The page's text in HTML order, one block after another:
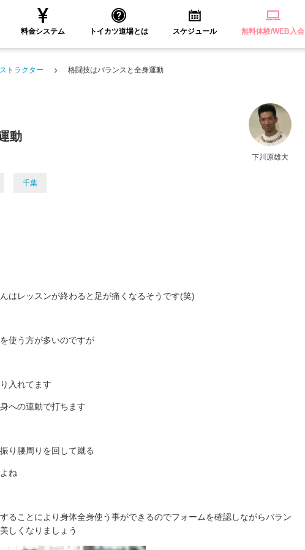
料金システム トイカツ道場とは スケジュール 無料体験/WEB入会
トラクター 格闘技はバランスと全身運動
下川原雄大
動
千葉
はレッスンが終わると足が痛くなるそうです(笑)
使う方が多いのですが
入れてます
への連動で打ちます
り腰周りを回して蹴る
ね
ることにより身体全身使う事ができるのでフォームを確認しながらバラン
しくなりましょう